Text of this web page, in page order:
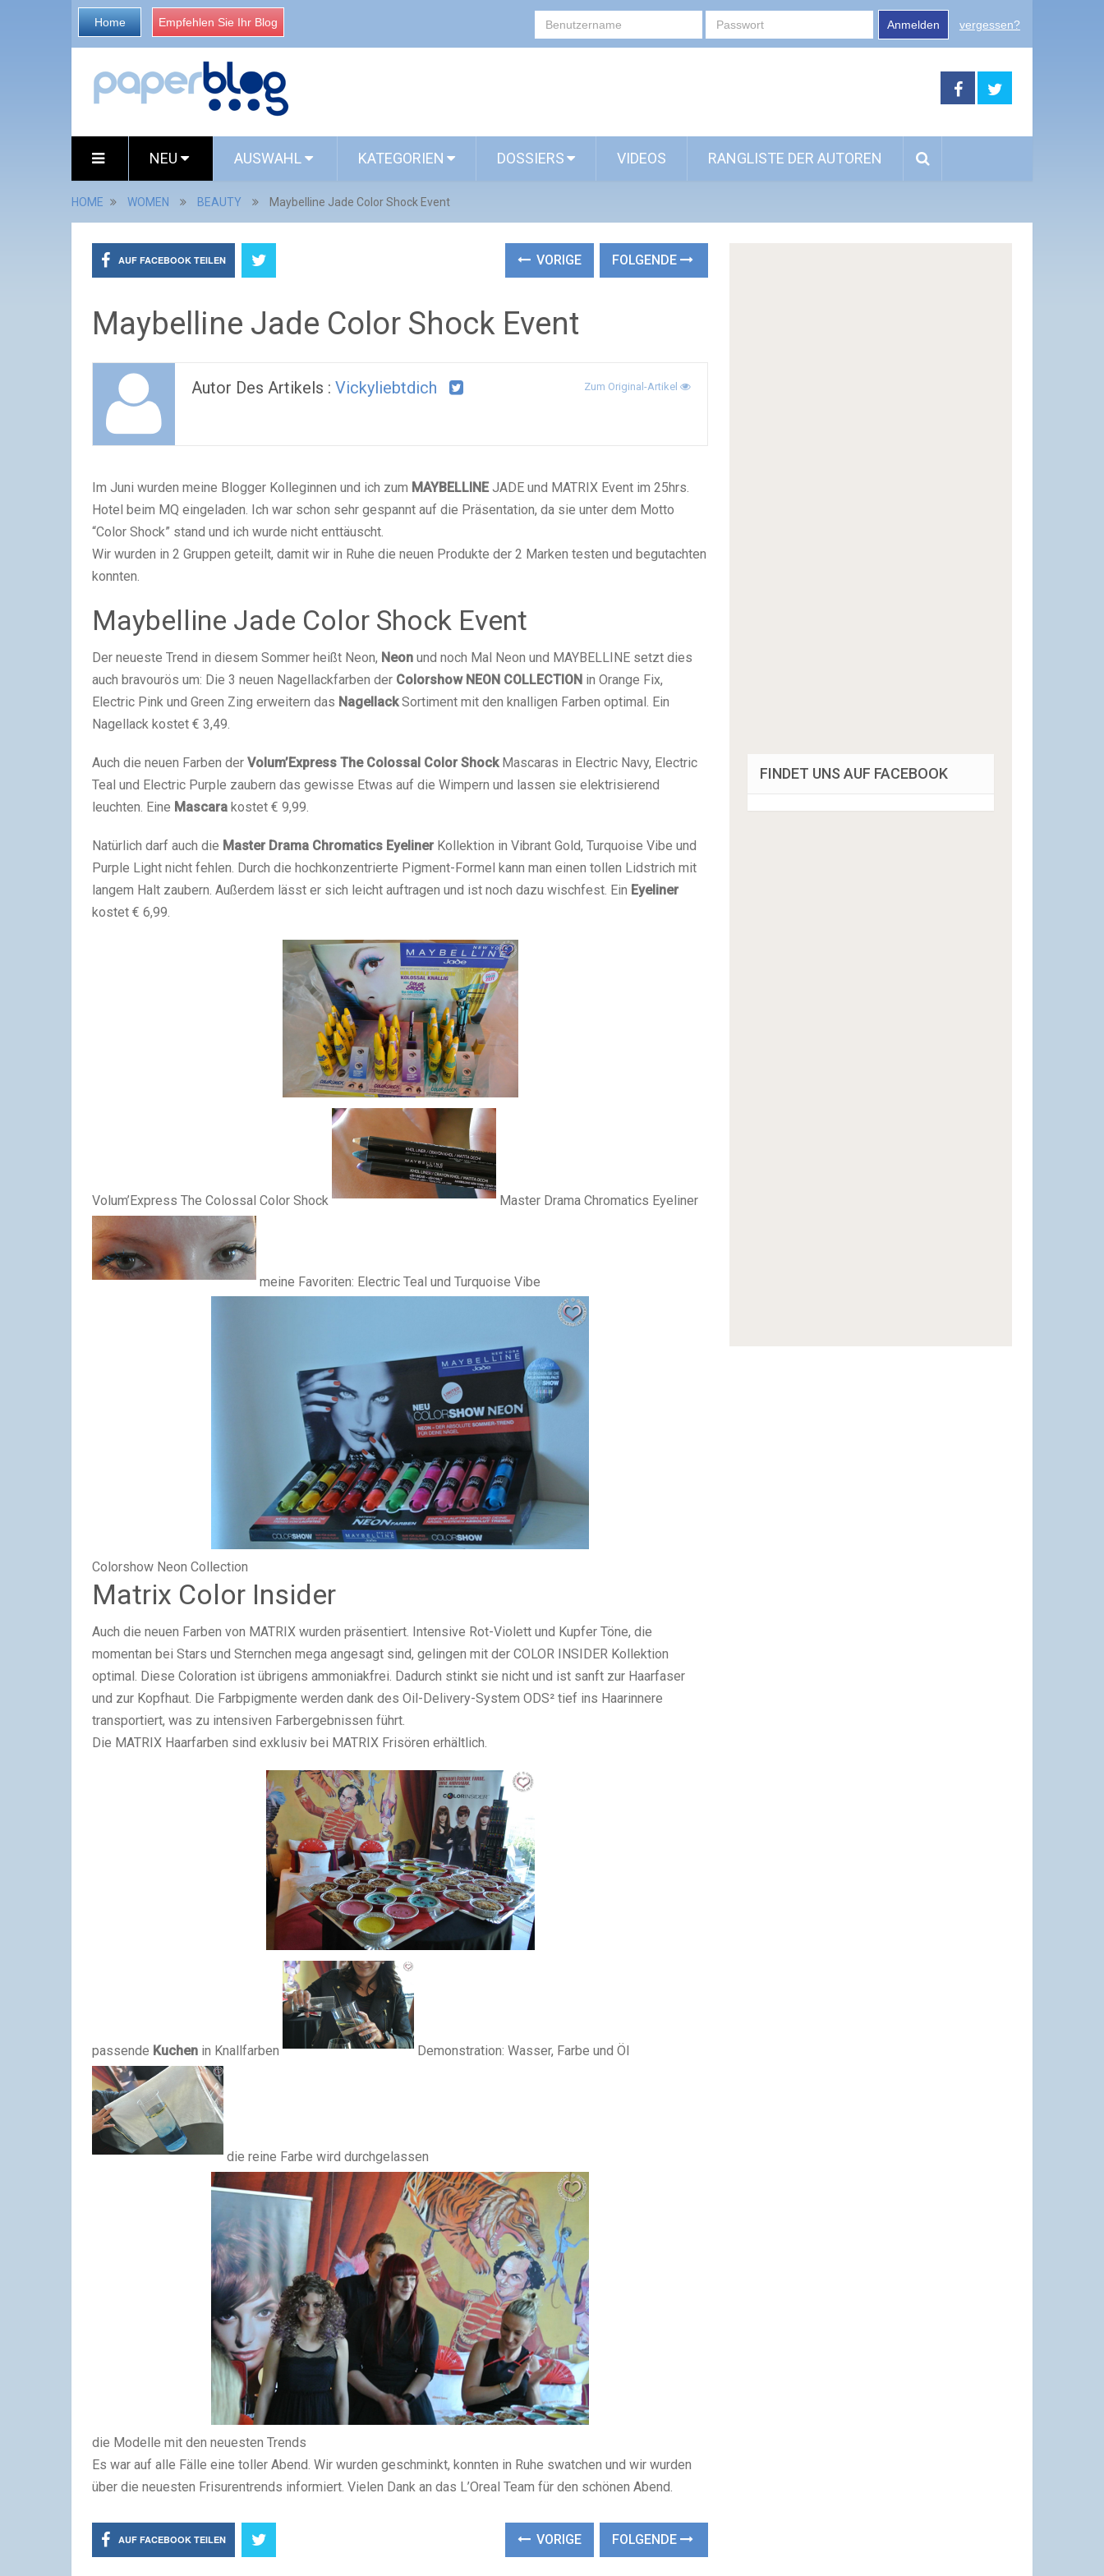
Home Empfehlen Sie Ihr Blog Anmelden vergessen?
NEU AUSWAHL KATEGORIEN DOSSIERS VIDEOS RANGLISTE DER AUTOREN
HOME WOMEN BEAUTY Maybelline Jade Color Shock Event
AUF FACEBOOK TEILEN VORIGE FOLGENDE
Maybelline Jade Color Shock Event
Autor Des Artikels : Vickyliebtdich Zum Original-Artikel
Im Juni wurden meine Blogger Kolleginnen und ich zum MAYBELLINE JADE und MATRIX Event im 25hrs.
Hotel beim MQ eingeladen. Ich war schon sehr gespannt auf die Präsentation, da sie unter dem Motto
“Color Shock” stand und ich wurde nicht enttäuscht.
Wir wurden in 2 Gruppen geteilt, damit wir in Ruhe die neuen Produkte der 2 Marken testen und begutachten
konnten.
Maybelline Jade Color Shock Event
Der neueste Trend in diesem Sommer heißt Neon, Neon und noch Mal Neon und MAYBELLINE setzt dies
auch bravourös um: Die 3 neuen Nagellackfarben der Colorshow NEON COLLECTION in Orange Fix,
Electric Pink und Green Zing erweitern das NagellackSortiment mit den knalligen Farben optimal. Ein
Nagellack kostet € 3,49.
Auch die neuen Farben der Volum’Express The Colossal Color ShockMascaras in Electric Navy, Electric
Teal und Electric Purple zaubern das gewisse Etwas auf die Wimpern und lassen sie elektrisierend
leuchten. Eine Mascara kostet € 9,99.
Natürlich darf auch die Master Drama Chromatics Eyeliner Kollektion in Vibrant Gold, Turquoise Vibe und
Purple Light nicht fehlen. Durch die hochkonzentrierte Pigment-Formel kann man einen tollen Lidstrich mit
langem Halt zaubern. Außerdem lässt er sich leicht auftragen und ist noch dazu wischfest. Ein Eyeliner
kostet € 6,99.
Volum’Express The Colossal Color Shock Master Drama Chromatics Eyeliner
meine Favoriten: Electric Teal und Turquoise Vibe
Colorshow Neon Collection
Matrix Color Insider
Auch die neuen Farben von MATRIX wurden präsentiert. Intensive Rot-Violett und Kupfer Töne, die
momentan bei Stars und Sternchen mega angesagt sind, gelingen mit der COLOR INSIDER Kollektion
optimal. Diese Coloration ist übrigens ammoniakfrei. Dadurch stinkt sie nicht und ist sanft zur Haarfaser
und zur Kopfhaut. Die Farbpigmente werden dank des Oil-Delivery-System ODS² tief ins Haarinnere
transportiert, was zu intensiven Farbergebnissen führt.
Die MATRIX Haarfarben sind exklusiv bei MATRIX Frisören erhältlich.
passende Kuchen in Knallfarben Demonstration: Wasser, Farbe und Öl
die reine Farbe wird durchgelassen
die Modelle mit den neuesten Trends
Es war auf alle Fälle eine toller Abend. Wir wurden geschminkt, konnten in Ruhe swatchen und wir wurden
über die neuesten Frisurentrends informiert. Vielen Dank an das L’Oreal Team für den schönen Abend.
AUF FACEBOOK TEILEN VORIGE FOLGENDE
FINDET UNS AUF FACEBOOK